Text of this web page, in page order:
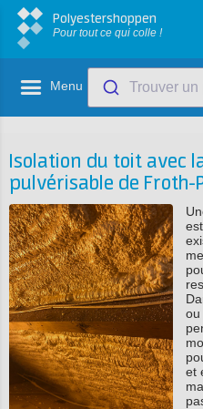
Polyestershoppen
Pour tout ce qui colle !
Menu Trouver un
Isolation du toit avec
pulvérisable de Froth-
ou
et